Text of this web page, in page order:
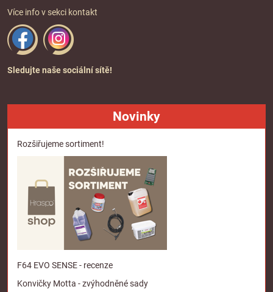
Více info v sekci kontakt
Sledujte naše sociální sítě!
Novinky
Rozšiřujeme sortiment!
F64 EVO SENSE - recenze
Konvičky Motta - zvýhodněné sady